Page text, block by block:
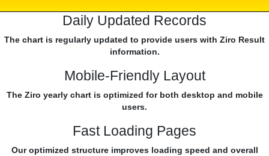
Daily Updated Records
The chart is regularly updated to provide users with Ziro Result
information.
Mobile-Friendly Layout
The Ziro yearly chart is optimized for both desktop and mobile
users.
Fast Loading Pages
Our optimized structure improves loading speed and overall